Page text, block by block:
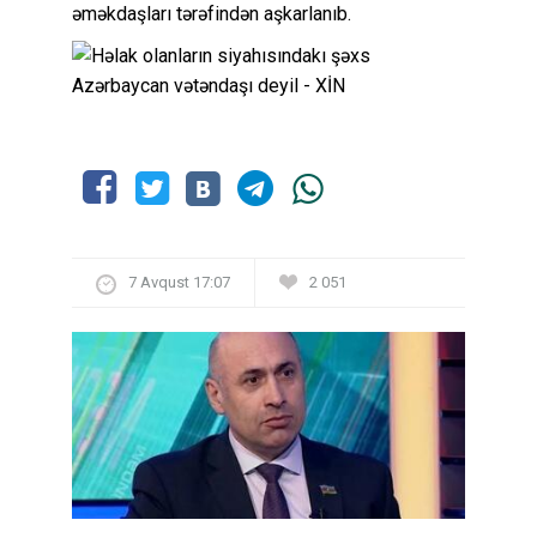
əməkdaşları tərəfindən aşkarlanıb.
7 Avqust 17:07 2 051